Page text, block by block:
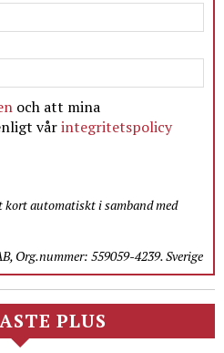
och att mina
vårintegritetspolicy
automatiskt i samband med
Org.nummer: 559059-4239. Sverige
PLUS